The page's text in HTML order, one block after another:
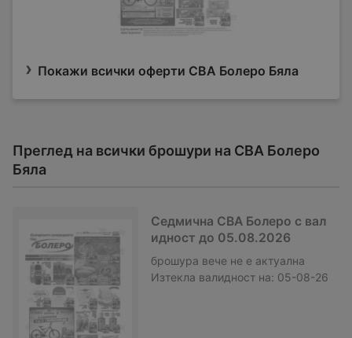
Покажи всички оферти CBA Болеро Бяла
Преглед на всички брошури на CBA Болеро
Бяла
Седмична CBA Болеро с вал
идност до 05.08.2026
брошура вече не е актуална
Изтекла валидност на: 05-08-26